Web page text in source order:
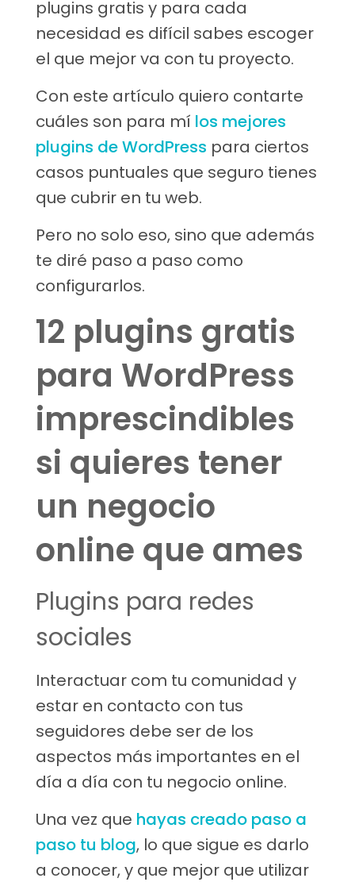
plugins gratis y para cada
necesidad es difícil sabes escoger
el que mejor va con tu proyecto.
Con este artículo quiero contarte
cuáles son para mí los mejores
plugins de WordPress para ciertos
casos puntuales que seguro tienes
que cubrir en tu web.
Pero no solo eso, sino que además
te diré paso a paso como
configurarlos.
12 plugins gratis
para WordPress
imprescindibles
si quieres tener
un negocio
online que ames
Plugins para redes
sociales
Interactuar com tu comunidad y
estar en contacto con tus
seguidores debe ser de los
aspectos más importantes en el
día a día con tu negocio online.
Una vez que hayas creado paso a
paso tu blog, lo que sigue es darlo
a conocer, y que mejor que utilizar